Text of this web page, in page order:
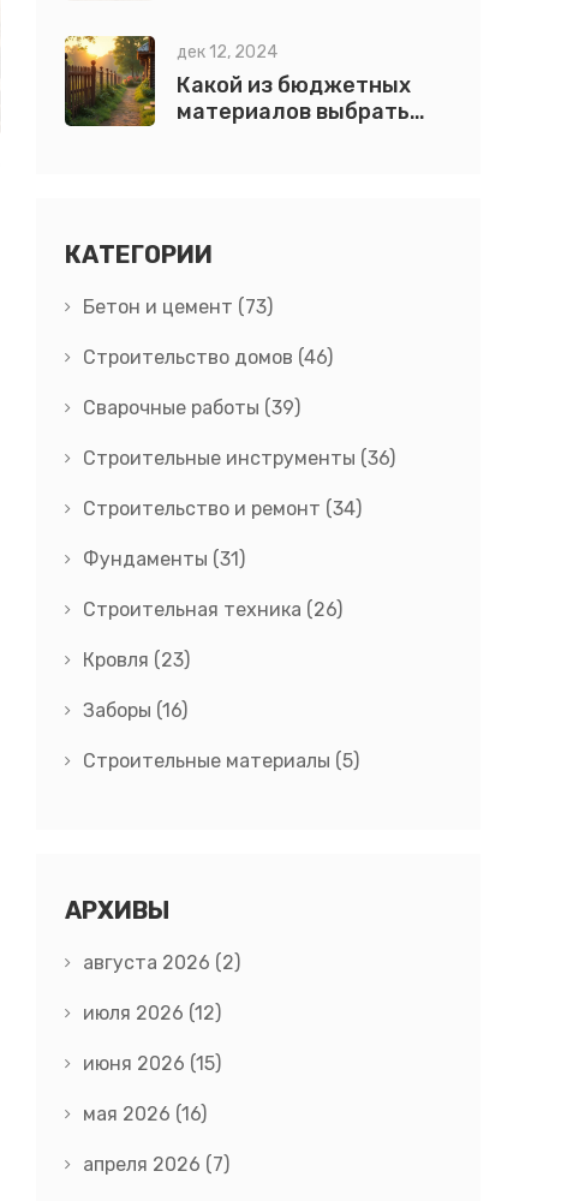
законы и реальные
последствия
дек 12, 2024
Какой из бюджетных
материалов выбрать
КАТЕГОРИИ
Бетон и цемент (73)
Строительство домов (46)
Сварочные работы (39)
Строительные инструменты (36)
Строительство и ремонт (34)
Фундаменты (31)
Строительная техника (26)
Кровля (23)
Заборы (16)
Строительные материалы (5)
АРХИВЫ
августа 2026 (2)
июля 2026 (12)
июня 2026 (15)
мая 2026 (16)
апреля 2026 (7)